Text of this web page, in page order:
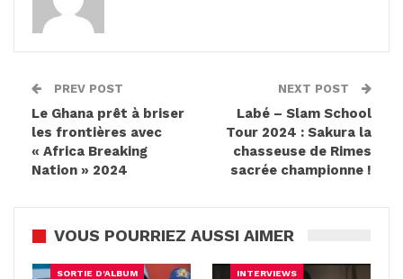
PREV POST
Le Ghana prêt à briser
les frontières avec
« Africa Breaking
Nation » 2024
NEXT POST
Labé – Slam School
Tour 2024 : Sakura la
chasseuse de Rimes
sacrée championne !
VOUS POURRIEZ AUSSI AIMER
SORTIE D'ALBUM INTERVIEWS